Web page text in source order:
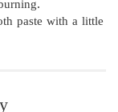
paste with a little